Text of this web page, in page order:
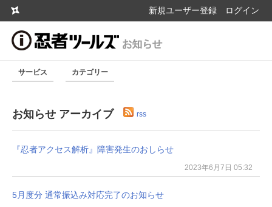
新規ユーザー登録 ログイン
サービス カテゴリー
お知らせ アーカイブ rss
『忍者アクセス解析』障害発生のおしらせ
2023年6月7日 05:32
5月度分 通常振込み対応完了のお知らせ